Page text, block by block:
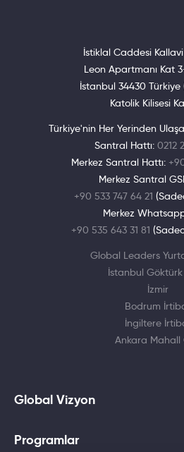
İstiklal Caddesi Kallavi
Leon Apartmanı Kat
İstanbul 34430
Katolik Kilisesi
Türkiye'nin Her Yerinden
Santral Hattı: 0212
Merkez Santral Hattı:
Merkez Santral
+90 533 747 64 21
Merkez
+90 535 643 31 81
Global Leaders
İstanbul
İzmir
Bodrum
İngiltere
Ankara Mahall
Global Vizyon
Programlar